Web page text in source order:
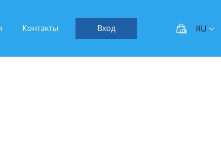
Контакты Вход (0) RU